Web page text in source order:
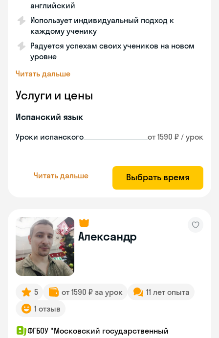
английский
Использует индивидуальный подход к
каждому ученику
Радуется успехам своих учеников на новом
уровне
Читать дальше
Услуги и цены
Испанский язык
Уроки испанского от 1590 ₽ / урок
Читать дальше Выбрать время
Александр
5 от 1590 ₽ за урок
11 лет опыта
1 отзыв
ФГБОУ "Московский государственный